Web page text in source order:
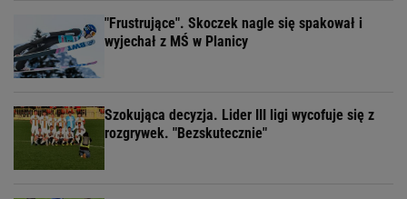
"Frustrujące". Skoczek nagle się spakował i
wyjechał z MŚ w Planicy
Szokująca decyzja. Lider III ligi wycofuje się z
rozgrywek. "Bezskutecznie"